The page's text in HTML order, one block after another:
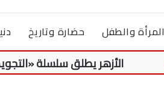
المرأة والطفل حضارة وتاريخ
الأزهر يطلق سلسلة «التجويد